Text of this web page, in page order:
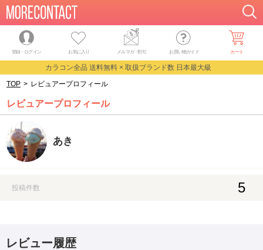
登録・ログイン お気に入り メルマガ・割引 お買い物ガイド カート
カラコン全品 送料無料 × 取扱ブランド数 日本最大級
TOP > レビュアープロフィール
レビュアープロフィール
あき
投稿件数 5
レビュー履歴